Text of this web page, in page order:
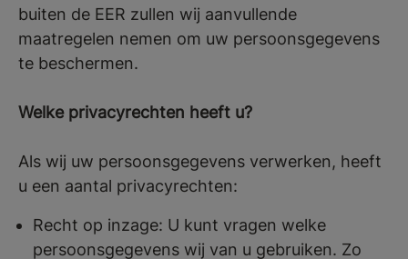
buiten de EER zullen wij aanvullende
maatregelen nemen om uw persoonsgegevens
te beschermen.
Welke privacyrechten heeft u?
Als wij uw persoonsgegevens verwerken, heeft
u een aantal privacyrechten:
Recht op inzage: U kunt vragen welke
persoonsgegevens wij van u gebruiken. Zo